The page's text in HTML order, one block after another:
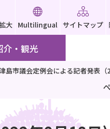
大 Multilingual サイトマップ
介・観光
島市議会定例会による記者発表（